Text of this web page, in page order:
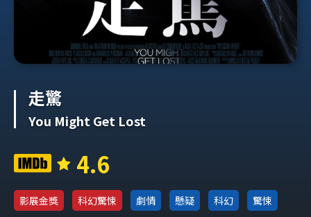
走驚
You Might Get Lost
4.6
影展金獎 科幻驚悚 劇情 懸疑 科幻 驚悚